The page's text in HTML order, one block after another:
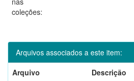
coleções:
Arquivos associados a este item:
Arquivo
Descrição